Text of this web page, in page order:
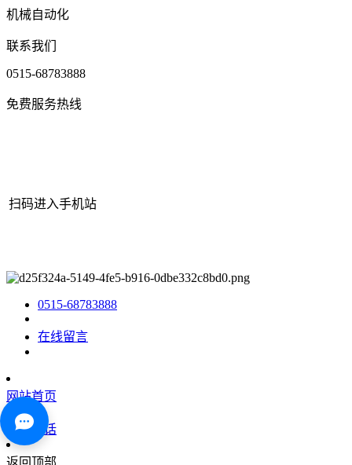
机械自动化
联系我们
0515-68783888
免费服务热线
扫码进入手机站
0515-68783888
在线留言
网站首页
咨询电话
返回顶部